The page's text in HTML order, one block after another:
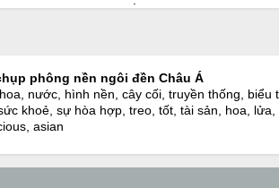
phông nền ngôi đền Châu Á
nước, hình nền, cây cối, truyền thống,
khoẻ, sự hòa hợp, treo, tốt, tài sản, hoa,
asian